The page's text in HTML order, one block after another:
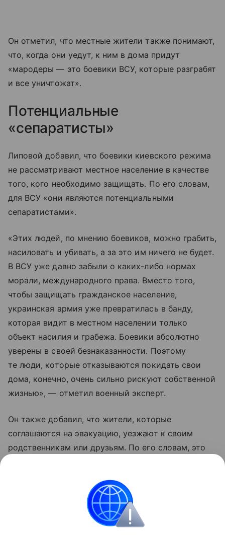
Он отметил, что местные жители также понимают,
что, когда они уедут, к ним в дома придут
«мародеры — это боевики ВСУ, которые разграбят
и все уничтожат».
Потенциальные
«сепаратисты»
Липовой добавил, что боевики киевского режима
не рассматривают местное население в качестве
того, кого необходимо защищать. По его словам,
для ВСУ «они являются потенциальными
сепаратистами».
«Этих людей, по мнению боевиков, можно грабить,
насиловать и убивать, а за это им ничего не будет.
В ВСУ уже давно забыли о каких-либо нормах
морали, международного права. Вместо того,
чтобы защищать гражданское население,
украинская армия уже превратилась в банду,
которая видит в местном населении только
объект насилия и грабежа. Боевики абсолютно
уверены в своей безнаказанности. Поэтому
те люди, которые отказываются покидать свои
дома, конечно, очень сильно рискуют собственной
жизнью», — отметил военный эксперт.
Он также добавил, что жители, которые
соглашаются на эвакуацию, уезжают к своим
родственникам или друзьям. По его словам, это
и якобы победит Москву».
Россия Эксклюзив